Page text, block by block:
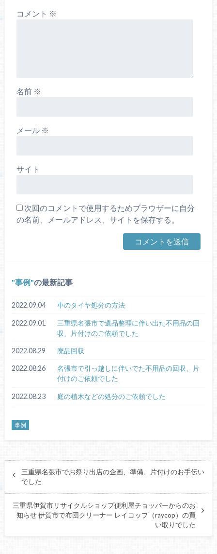
コメント ※
名前 ※
メール ※
サイト
次回のコメントで使用するためブラウザーに自分
の名前、メールアドレス、サイトを保存する。
事例 の最新記事
2022.09.04 車のタイヤ処分の方法
2022.09.01
三重県名張市で遺品整理に伴い出た不用品の回
収、片付けのご依頼でした
2022.08.29 廃品回収
2022.08.26
名張市で引っ越しに伴いでた不用品の回収、片
付けのご依頼でした
2022.08.23 庭の植木などの処分のご依頼でした
事例
三重県名張市でお祭り出店の企画、準備、片付けのお手伝い
でした
三重県伊賀市リサイクルショップ便利屋チョッパーからのお
知らせ 伊賀市で布団クリーナー レイコップ（raycop）の買
い取りでした